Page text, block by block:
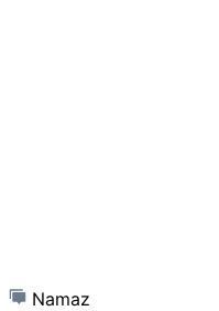
Namaz